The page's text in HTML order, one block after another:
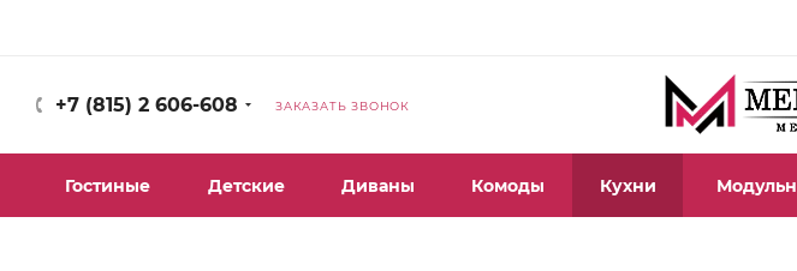
+7 (815) 2 606-608 ЗАКАЗАТЬ ЗВОНОК
Гостиные Детские Диваны Комоды Кухни